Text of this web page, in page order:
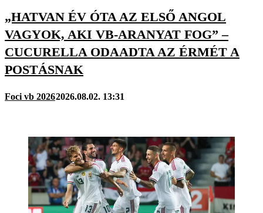
„HATVAN ÉV ÓTA AZ ELSŐ ANGOL
VAGYOK, AKI VB-ARANYAT FOG” –
CUCURELLA ODAADTA AZ ÉRMÉT A
POSTÁSNAK
Foci vb 20262026.08.02. 13:31